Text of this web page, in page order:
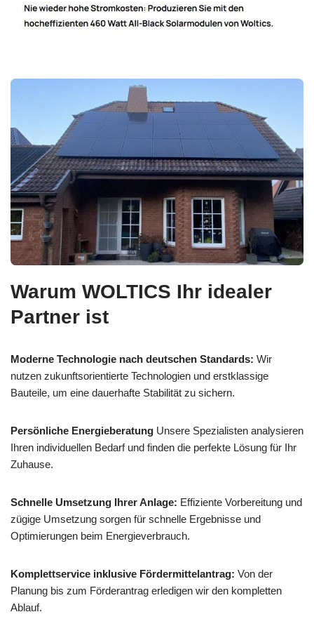
Warum WOLTICS Ihr idealer
Partner ist
Moderne Technologie nach deutschen Standards: Wir
nutzen zukunftsorientierte Technologien und erstklassige
Bauteile, um eine dauerhafte Stabilität zu sichern.
Persönliche Energieberatung Unsere Spezialisten analysieren
Ihren individuellen Bedarf und finden die perfekte Lösung für Ihr
Zuhause.
Schnelle Umsetzung Ihrer Anlage: Effiziente Vorbereitung und
zügige Umsetzung sorgen für schnelle Ergebnisse und
Optimierungen beim Energieverbrauch.
Komplettservice inklusive Fördermittelantrag: Von der
Planung bis zum Förderantrag erledigen wir den kompletten
Ablauf.